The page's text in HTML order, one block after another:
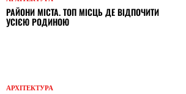
РАЙОНИ МІСТА. ТОП МІСЦЬ ДЕ ВІДПОЧИТИ
УСІЄЮ РОДИНОЮ
АРХІТЕКТУРА